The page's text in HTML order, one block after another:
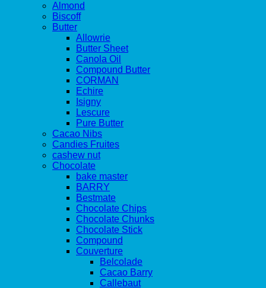
Almond
Biscoff
Butter
Allowrie
Butter Sheet
Canola Oil
Compound Butter
CORMAN
Echire
Isigny
Lescure
Pure Butter
Cacao Nibs
Candies Fruites
cashew nut
Chocolate
bake master
BARRY
Bestmate
Chocolate Chips
Chocolate Chunks
Chocolate Stick
Compound
Couverture
Belcolade
Cacao Barry
Callebaut